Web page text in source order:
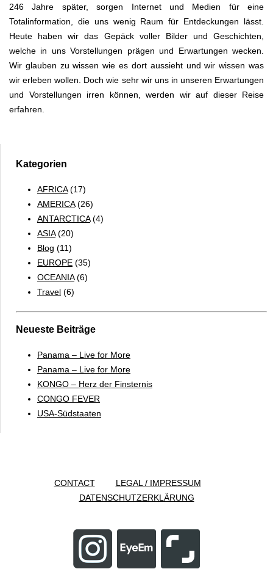
246 Jahre später, sorgen Internet und Medien für eine
Totalinformation, die uns wenig Raum für Entdeckungen lässt.
Heute haben wir das Gepäck voller Bilder und Geschichten,
welche in uns Vorstellungen prägen und Erwartungen wecken.
Wir glauben zu wissen wie es dort aussieht und wir wissen was
wir erleben wollen. Doch wie sehr wir uns in unseren Erwartungen
und Vorstellungen irren können, werden wir auf dieser Reise
erfahren.
Kategorien
AFRICA(17)
AMERICA(26)
ANTARCTICA(4)
ASIA(20)
Blog (11)
EUROPE (35)
OCEANIA(6)
Travel (6)
Neueste Beiträge
Panama – Live for More
Panama – Live for More
KONGO – Herz der Finsternis
CONGO FEVER
USA-Südstaaten
CONTACT
LEGAL / IMPRESSUM
DATENSCHUTZERKLÄRUNG